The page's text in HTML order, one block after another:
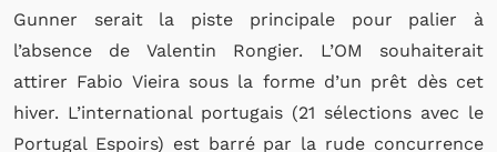
Gunner serait la piste principale pour palier à
l’absence de Valentin Rongier. L’OM souhaiterait
attirer Fabio Vieira sous la forme d’un prêt dès cet
hiver. L’international portugais (21 sélections avec le
Portugal Espoirs) est barré par la rude concurrence